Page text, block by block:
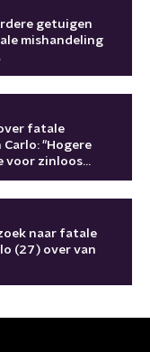
getuigen
mishandeling
fatale
"Hogere
voor zinloos
naar fatale
(27) over van